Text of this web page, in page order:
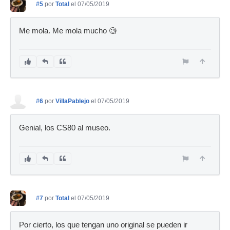
#5 por Total el 07/05/2019
Me mola. Me mola mucho 🧐
#6 por VillaPablejo el 07/05/2019
Genial, los CS80 al museo.
#7 por Total el 07/05/2019
Por cierto, los que tengan uno original se pueden ir